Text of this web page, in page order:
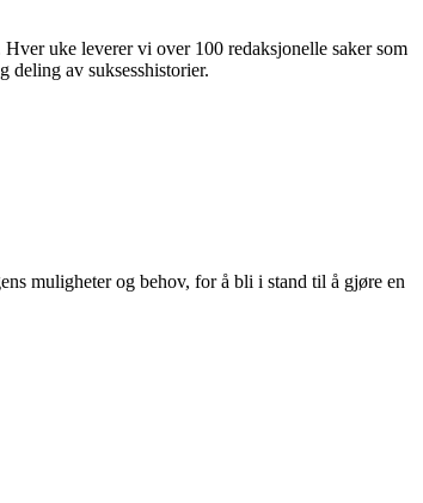
uke leverer vi over 100 redaksjonelle saker som
deling av suksesshistorier.
muligheter og behov, for å bli i stand til å gjøre en